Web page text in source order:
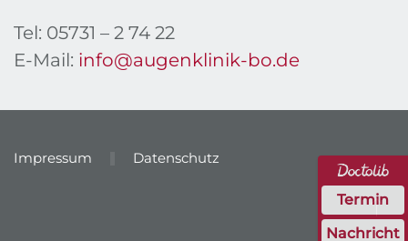
Termin
Nachricht
Tel: 05731 – 2 74 22
E-Mail: info@augenklinik-bo.de
Impressum Datenschutz